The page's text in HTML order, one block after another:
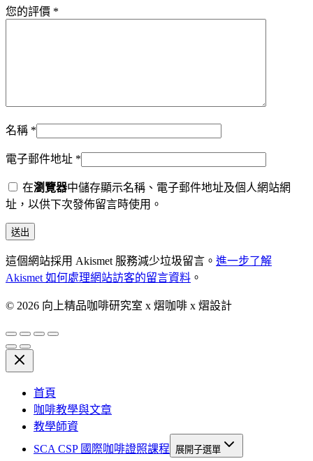
您的評價 *
名稱 *
電子郵件地址 *
在瀏覽器中儲存顯示名稱、電子郵件地址及個人網站網
址，以供下次發佈留言時使用。
這個網站採用 Akismet 服務減少垃圾留言。 進一步了解
Akismet 如何處理網站訪客的留言資料 。
© 2026 向上精品咖啡研究室 x 熠咖啡 x 熠設計
首頁
咖啡教學與文章
教學師資
SCA CSP 國際咖啡證照課程
展開子選單